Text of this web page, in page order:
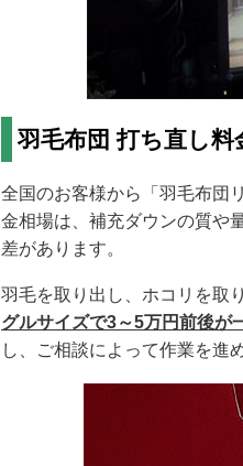
羽毛布団 打ち直し料
全国のお客様から「羽毛布団
金相場は、補充ダウンの質や
差があります。
羽毛を取り出し、ホコリを取
グルサイズで3～5万円前後が
し、ご相談によって作業を進